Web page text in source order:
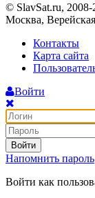
© SlavSat.ru,
Москва,
Контакты
Карта сайта
Войти
Войти
Напомнить пароль
Войти как